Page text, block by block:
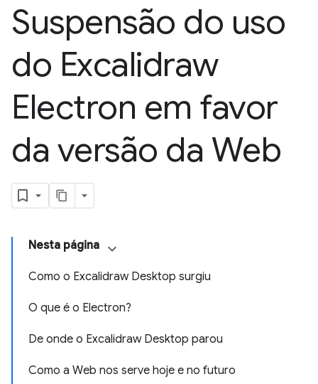
Suspensão do uso
do Excalidraw
Electron em favor
da versão da Web
Nesta página
Como o Excalidraw Desktop surgiu
O que é o Electron?
De onde o Excalidraw Desktop parou
Como a Web nos serve hoje e no futuro